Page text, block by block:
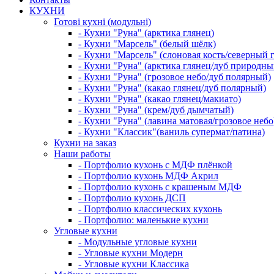
КУХНИ
Готові кухні (модульні)
- Кухни "Руна" (арктика глянец)
- Кухни "Марсель" (белый шёлк)
- Кухни "Марсель" (слоновая кость/северный
- Кухни "Руна" (арктика глянец/дуб
- Кухни "Руна" (грозовое небо/дуб полярный)
- Кухни "Руна" (какао глянец/дуб полярный)
- Кухни "Руна" (какао глянец/макиато)
- Кухни "Руна" (крем/дуб дымчатый)
- Кухни "Руна" (лавина матовая/грозовое
- Кухни "Классик"(ваниль супермат/патина)
Кухни на заказ
Наши работы
- Портфолио кухонь с МДФ плёнкой
- Портфолио кухонь МДФ Акрил
- Портфолио кухонь с крашеным МДФ
- Портфолио кухонь ДСП
- Портфолио классических кухонь
- Портфолио: маленькие кухни
Угловые кухни
- Модульные угловые кухни
- Угловые кухни Модерн
- Угловые кухни Классика